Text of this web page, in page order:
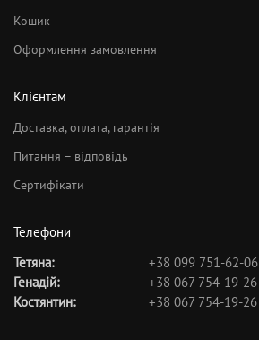
Кошик
Оформлення замовлення
Клієнтам
Доставка, оплата, гарантія
Питання – відповідь
Сертифікати
Телефони
Тетяна:
+38 099 751-62-06
Генадій:
+38 067 754-19-26
Костянтин:
+38 067 754-19-26